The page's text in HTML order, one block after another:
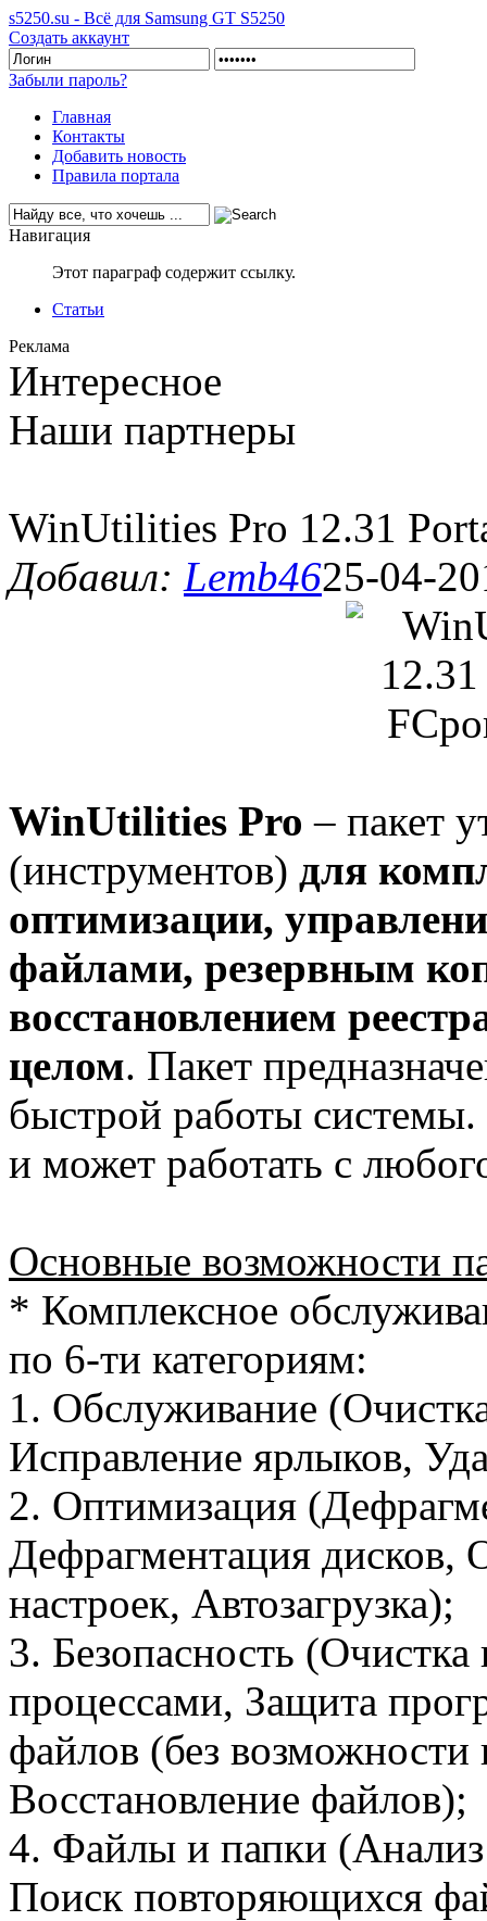
s5250.su - Всё для Samsung GT S5250
Создать аккаунт
Забыли пароль?
Главная
Контакты
Добавить новость
Правила портала
Навигация
Этот параграф содержит ссылку.
Статьи
Реклама
Интересное
Наши партнеры
WinUtilities Pro 12.31
Добавил: Lemb4625-04-
WinUtilities Pro – пакет
(инструментов) для
оптимизации,
файлами, резервным
восстановлением
целом. Пакет
быстрой работы системы.
и может работать с
Основные возможности
* Комплексное
по 6-ти категориям:
1. Обслуживание
Исправление ярлыков,
2. Оптимизация
Дефрагментация дисков,
настроек, Автозагрузка);
3. Безопасность
процессами, Защита
файлов (без возможности
Восстановление файлов);
4. Файлы и папки
Поиск повторяющихся